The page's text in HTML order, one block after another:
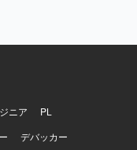
ニア
PL
デバッカー